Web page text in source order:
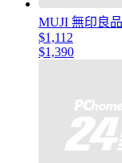
MUJI 無印良
$1,112
$1,390